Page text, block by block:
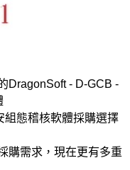
DragonSoft - D-GCB -
組態稽核軟體採購選擇
購需求，現在更有多重